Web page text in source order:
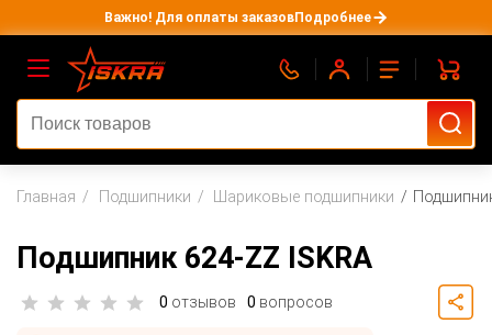
Важно! Для оплаты заказовПодробнее
Главная Подшипники Шариковые подшипники
Подшипник 624-ZZ ISKRA
0 отзывов 0 вопросов